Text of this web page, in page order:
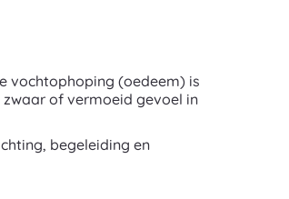
vochtophoping (oedeem) is
of vermoeid gevoel in
begeleiding en